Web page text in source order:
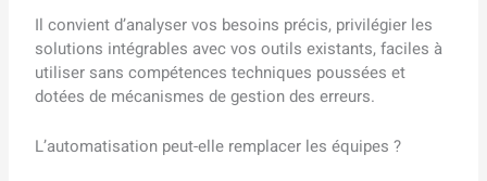
Il convient d’analyser vos besoins précis, privilégier les
solutions intégrables avec vos outils existants, faciles à
utiliser sans compétences techniques poussées et
dotées de mécanismes de gestion des erreurs.
L’automatisation peut-elle remplacer les équipes ?